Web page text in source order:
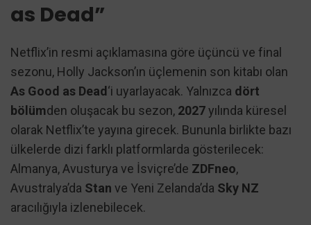
as Dead”
Netflix’in resmi açıklamasına göre üçüncü ve final
sezonu, Holly Jackson’ın üçlemenin son kitabı olan
As Good as Dead‘i uyarlayacak. Yalnızca dört
bölümden oluşacak bu sezon, 2027yılında küresel
olarak Netflix’te yayına girecek. Bununla birlikte bazı
ülkelerde dizi farklı platformlarda gösterilecek:
Almanya, Avusturya ve İsviçre’de ZDFneo,
Avustralya’da Stan ve Yeni Zelanda’da Sky NZ
aracılığıyla izlenebilecek.